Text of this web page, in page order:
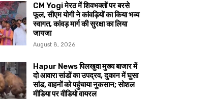
CM Yogi मेरठ में शिवभक्तों पर बरसे
फूल, सीएम योगी ने कांवड़ियों का किया भव्य
स्वागत, कांवड़ मार्ग की सुरक्षा का लिया
जायजा
August 8, 2026
Hapur News पिलखुवा मुख्य बाजार में
दो आवारा सांडों का उपद्रव, दुकान में घुसा
सांड, वाहनों को पहुंचाया नुकसान; सोशल
मीडिया पर वीडियो वायरल